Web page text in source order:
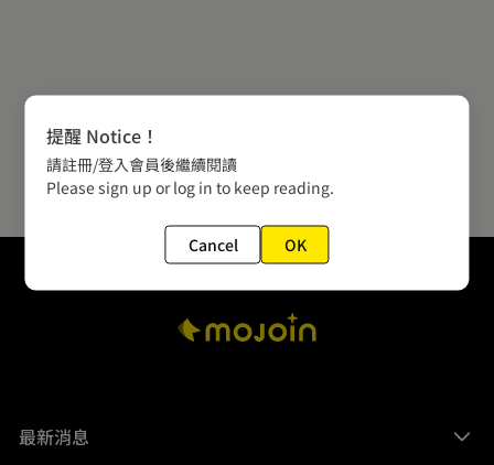
最新消息
提醒 Notice！
請註冊/登入會員後繼續閱讀
Please sign up or log in to keep reading.
Cancel OK